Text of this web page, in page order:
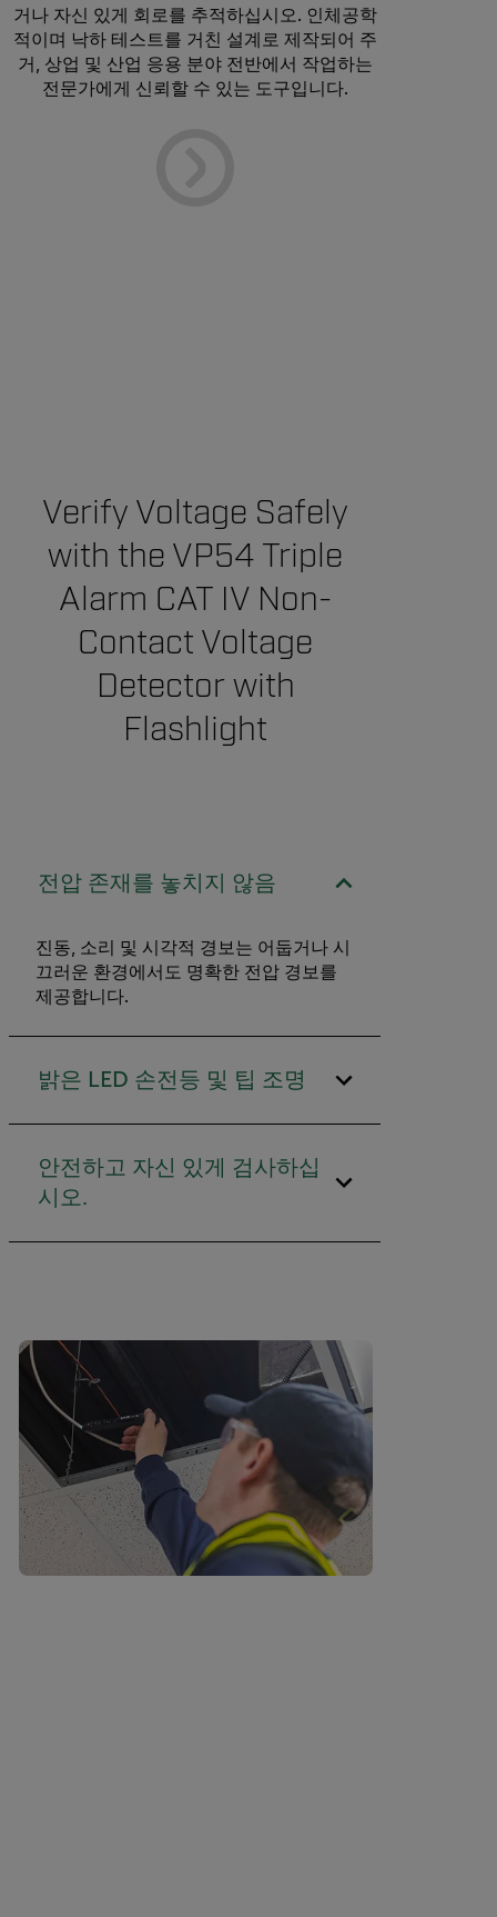
거나 자신 있게 회로를 추적하십시오. 인체공학
적이며 낙하 테스트를 거친 설계로 제작되어 주
거, 상업 및 산업 응용 분야 전반에서 작업하는
전문가에게 신뢰할 수 있는 도구입니다.
Verify Voltage Safely
with the VP54 Triple
Alarm CAT IV Non-
Contact Voltage
Detector with
Flashlight
전압 존재를 놓치지 않음
진동, 소리 및 시각적 경보는 어둡거나 시
끄러운 환경에서도 명확한 전압 경보를
제공합니다.
밝은 LED 손전등 및 팁 조명
안전하고 자신 있게 검사하십
시오.